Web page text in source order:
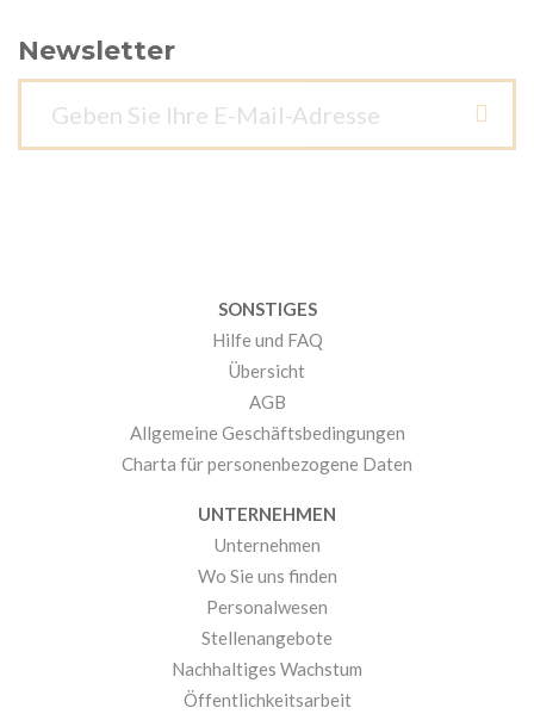
Newsletter
SONSTIGES
Hilfe und FAQ
Übersicht
AGB
Allgemeine Geschäftsbedingungen
Charta für personenbezogene Daten
UNTERNEHMEN
Unternehmen
Wo Sie uns finden
Personalwesen
Stellenangebote
Nachhaltiges Wachstum
Öffentlichkeitsarbeit